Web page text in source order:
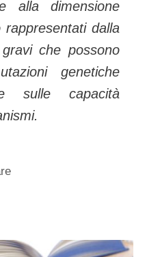
alla dimensione
rappresentati dalla
che possono
genetiche
sulle capacità